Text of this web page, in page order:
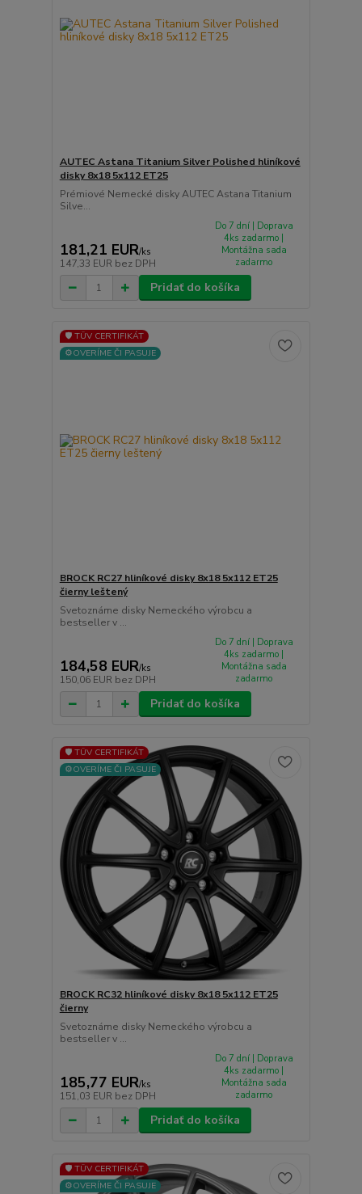
AUTEC Astana Titanium Silver Polished hliníkové
disky 8x18 5x112 ET25
Prémiové Nemecké disky AUTEC Astana Titanium
Silve...
181,21 EUR/ks
147,33 EUR bez DPH
Do 7 dní | Doprava
4ks zadarmo |
Montážna sada
zadarmo
Pridať do košíka
🛡️ TÜV CERTIFIKÁT
⚙️OVERÍME ČI PASUJE
BROCK RC27 hliníkové disky 8x18 5x112 ET25
čierny leštený
Svetoznáme disky Nemeckého výrobcu a
bestseller v ...
184,58 EUR/ks
150,06 EUR bez DPH
Do 7 dní | Doprava
4ks zadarmo |
Montážna sada
zadarmo
Pridať do košíka
🛡️ TÜV CERTIFIKÁT
⚙️OVERÍME ČI PASUJE
BROCK RC32 hliníkové disky 8x18 5x112 ET25
čierny
Svetoznáme disky Nemeckého výrobcu a
bestseller v ...
185,77 EUR/ks
151,03 EUR bez DPH
Do 7 dní | Doprava
4ks zadarmo |
Montážna sada
zadarmo
Pridať do košíka
🛡️ TÜV CERTIFIKÁT
⚙️OVERÍME ČI PASUJE